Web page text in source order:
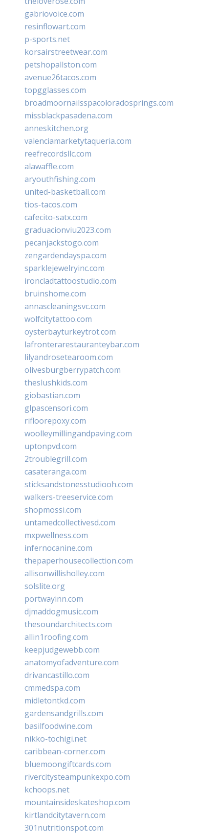
gabriovoice.com
resinflowart.com
p-sports.net
korsairstreetwear.com
petshopallston.com
avenue26tacos.com
topgglasses.com
broadmoornailsspacoloradosprings.com
missblackpasadena.com
anneskitchen.org
valenciamarketytaqueria.com
reefrecordsllc.com
alawaffle.com
aryouthfishing.com
united-basketball.com
tios-tacos.com
cafecito-satx.com
graduacionviu2023.com
pecanjackstogo.com
zengardendayspa.com
sparklejewelryinc.com
ironcladtattoostudio.com
bruinshome.com
annascleaningsvc.com
wolfcitytattoo.com
oysterbayturkeytrot.com
lafronterarestauranteybar.com
lilyandrosetearoom.com
olivesburgberrypatch.com
theslushkids.com
giobastian.com
glpascensori.com
rifloorepoxy.com
woolleymillingandpaving.com
uptonpvd.com
2troublegrill.com
casateranga.com
sticksandstonesstudiooh.com
walkers-treeservice.com
shopmossi.com
untamedcollectivesd.com
mxpwellness.com
infernocanine.com
thepaperhousecollection.com
allisonwillisholley.com
solslite.org
portwayinn.com
djmaddogmusic.com
thesoundarchitects.com
allin1roofing.com
keepjudgewebb.com
anatomyofadventure.com
drivancastillo.com
cmmedspa.com
midletontkd.com
gardensandgrills.com
basilfoodwine.com
nikko-tochigi.net
caribbean-corner.com
bluemoongiftcards.com
rivercitysteampunkexpo.com
kchoops.net
mountainsideskateshop.com
kirtlandcitytavern.com
301nutritionspot.com